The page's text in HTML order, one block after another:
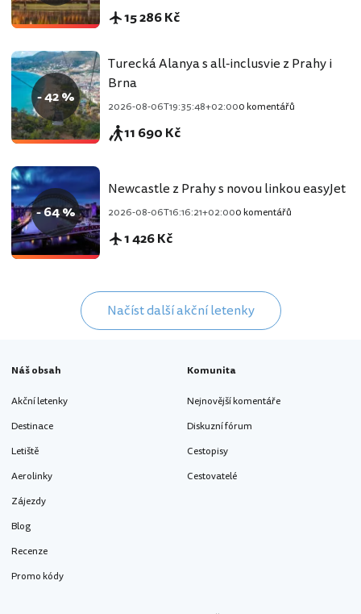
15 286 Kč
- 42 %
Turecká Alanya s all-inclusvie z Prahy i
Brna
2026-08-06T19:35:48+02:000 komentářů
11 690 Kč
- 64 %
Newcastle z Prahy s novou linkou easyJet
2026-08-06T16:16:21+02:000 komentářů
1 426 Kč
Načíst další akční letenky
Náš obsah
Akční letenky
Destinace
Letiště
Aerolinky
Zájezdy
Blog
Recenze
Promo kódy
Komunita
Nejnovější komentáře
Diskuzní fórum
Cestopisy
Cestovatelé